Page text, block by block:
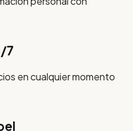
7
en cualquier momento